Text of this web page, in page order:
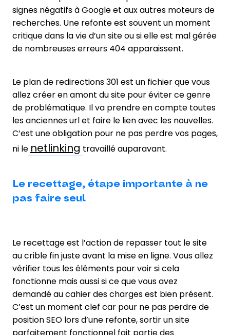
signes négatifs à Google et aux autres moteurs de
recherches. Une refonte est souvent un moment
critique dans la vie d’un site ou si elle est mal gérée
de nombreuses erreurs 404 apparaissent.
Le plan de redirections 301 est un fichier que vous
allez créer en amont du site pour éviter ce genre
de problématique. Il va prendre en compte toutes
les anciennes url et faire le lien avec les nouvelles.
C’est une obligation pour ne pas perdre vos pages,
ni le netlinking travaillé auparavant.
Le recettage, étape importante à ne
pas faire seul
Le recettage est l’action de repasser tout le site
au crible fin juste avant la mise en ligne. Vous allez
vérifier tous les éléments pour voir si cela
fonctionne mais aussi si ce que vous avez
demandé au cahier des charges est bien présent.
C’est un moment clef car pour ne pas perdre de
position SEO lors d’une refonte, sortir un site
parfaitement fonctionnel fait partie des